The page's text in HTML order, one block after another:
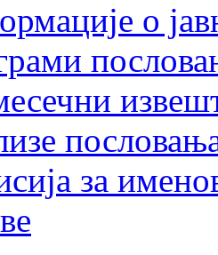
о
за